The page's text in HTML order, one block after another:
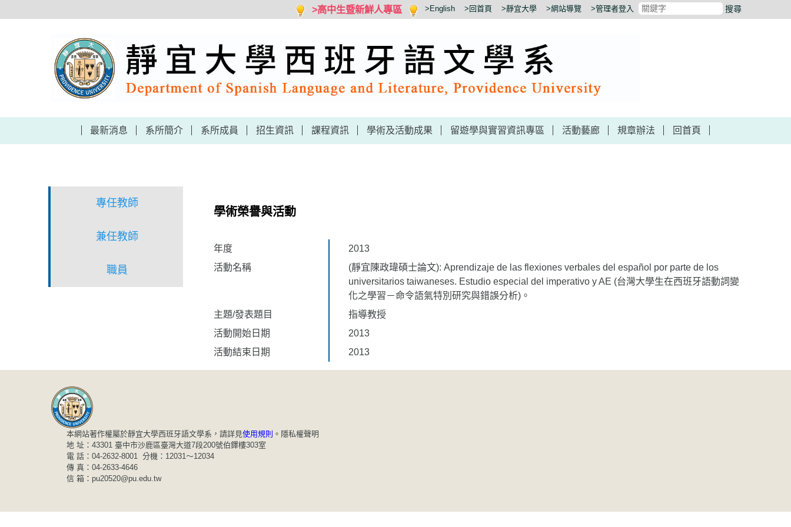
到
>高中生暨新鮮人專區 >English >回首頁 >靜宜大學 >網站導覽 >管理者登入 搜尋
最新消息 系所簡介 系所成員 招生資訊 課程資訊 學術及活動成果 留遊學與實習資訊專區 活動藝廊 規章辦法 回首頁
專任教師
兼任教師
職員
學術榮譽與活動
年度
2013
活動名稱
(靜宜陳政瑋碩士論文): Aprendizaje de las flexiones verbales del español por parte de los
universitarios taiwaneses. Estudio especial del imperativo y AE (台灣大學生在西班牙語動詞變
化之學習－命令語氣特別研究與錯誤分析)。
主題/發表題目
指導教授
活動開始日期
2013
活動結束日期
2013
本網站著作權屬於靜宜大學西班牙語文學系，請詳見使用規則 。 隱私權聲明
地 址：43301 臺中市沙鹿區臺灣大道7段200號伯鐸樓303室
電 話：04-2632-8001 分機：12031～12034
傳 真：04-2633-4646
信 箱：pu20520@pu.edu.tw